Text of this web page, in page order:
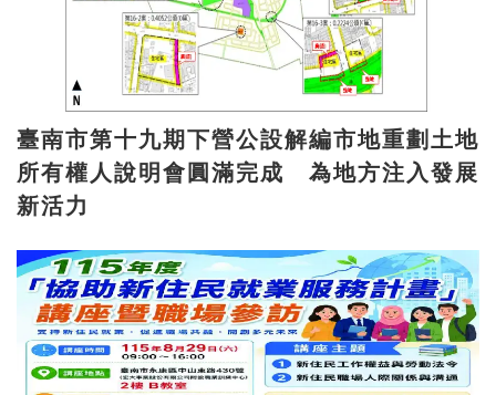
臺南市第十九期下營公設解編市地重劃土地
所有權人說明會圓滿完成 為地方注入發展
新活力